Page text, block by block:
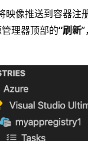
映像推送到容器注
理器顶部的“刷新